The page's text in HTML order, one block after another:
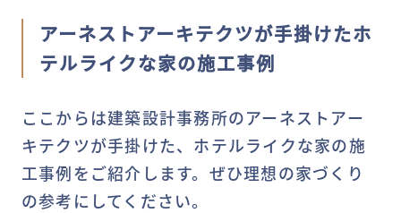
アーネストアーキテクツが手掛けたホ
テルライクな家の施工事例
ここからは建築設計事務所のアーネストアー
キテクツが手掛けた、ホテルライクな家の施
工事例をご紹介します。ぜひ理想の家づくり
の参考にしてください。